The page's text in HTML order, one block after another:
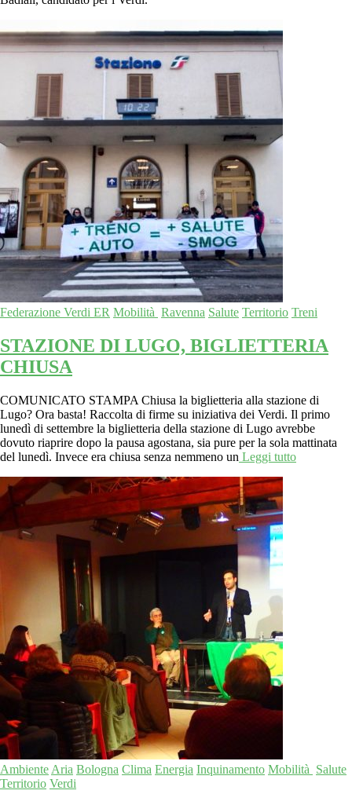
Federazione Verdi ER Mobilità Ravenna Salute Territorio Treni
STAZIONE DI LUGO, BIGLIETTERIA
CHIUSA
COMUNICATO STAMPA Chiusa la biglietteria alla stazione di
Lugo? Ora basta! Raccolta di firme su iniziativa dei Verdi. Il primo
lunedì di settembre la biglietteria della stazione di Lugo avrebbe
dovuto riaprire dopo la pausa agostana, sia pure per la sola mattinata
del lunedì. Invece era chiusa senza nemmeno un Leggi tutto
Ambiente Aria Bologna Clima Energia Inquinamento Mobilità Salute
Territorio Verdi